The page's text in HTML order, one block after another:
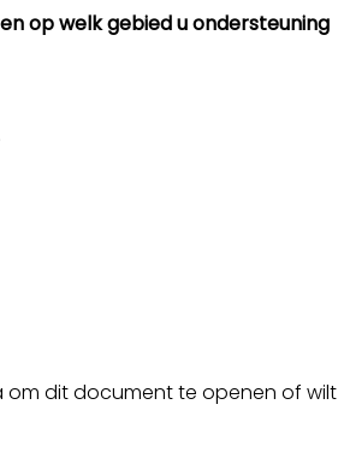
op welk gebied u ondersteuning
om dit document te openen of wilt